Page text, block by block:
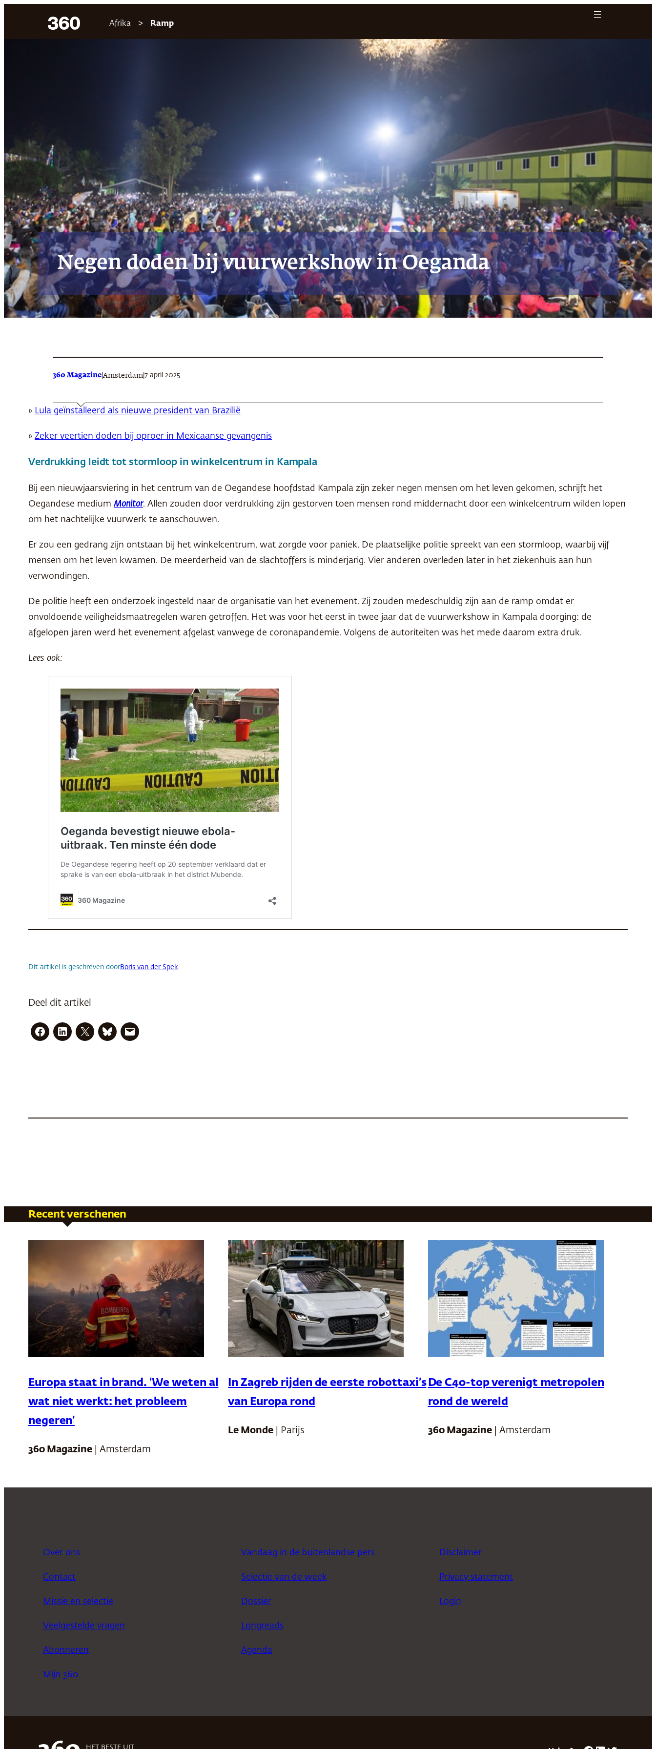
Afrika Ramp
Negen doden bij vuurwerkshow in Oeganda
360 Magazine Amsterdam 7 april 2025
» Lula geïnstalleerd als nieuwe president van Brazilië
» Zeker veertien doden bij oproer in Mexicaanse gevangenis
Verdrukking leidt tot stormloop in winkelcentrum in Kampala
Bij een nieuwjaarsviering in het centrum van de Oegandese hoofdstad Kampala zijn zeker negen mensen om het leven gekomen, schrijft het
Oegandese medium Monitor. Allen zouden door verdrukking zijn gestorven toen mensen rond middernacht door een winkelcentrum wilden lopen
om het nachtelijke vuurwerk te aanschouwen.
Er zou een gedrang zijn ontstaan bij het winkelcentrum, wat zorgde voor paniek. De plaatselijke politie spreekt van een stormloop, waarbij vijf
mensen om het leven kwamen. De meerderheid van de slachtoffers is minderjarig. Vier anderen overleden later in het ziekenhuis aan hun
verwondingen.
De politie heeft een onderzoek ingesteld naar de organisatie van het evenement. Zij zouden medeschuldig zijn aan de ramp omdat er
onvoldoende veiligheidsmaatregelen waren getroffen. Het was voor het eerst in twee jaar dat de vuurwerkshow in Kampala doorging: de
afgelopen jaren werd het evenement afgelast vanwege de coronapandemie. Volgens de autoriteiten was het mede daarom extra druk.
Lees ook:
Dit artikel is geschreven doorBoris van der Spek
Deel dit artikel
Recent verschenen
Europa staat in brand. ‘We weten al
wat niet werkt: het probleem
negeren’
360 Magazine | Amsterdam
In Zagreb rijden de eerste robottaxi’s
van Europa rond
Le Monde | Parijs
De C40-top verenigt metropolen
rond de wereld
360 Magazine| Amsterdam
Over ons
Contact
Missie en selectie
Veelgestelde vragen
Abonneren
Mijn 360
Vandaag in de buitenlandse pers
Selectie van de week
Dossier
Longreads
Agenda
Disclaimer
Privacy statement
Login
HET BESTE UIT